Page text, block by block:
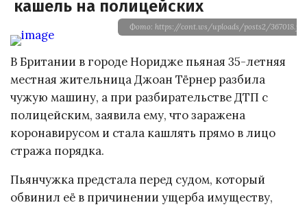
кашель на полицейских
Фото: https://cont.ws/uploads/posts2/367018.jpg
В Британии в городе Норидже пьяная 35-летняя
местная жительница Джоан Тёрнер разбила
чужую машину, а при разбирательстве ДТП с
полицейским, заявила ему, что заражена
коронавирусом и стала кашлять прямо в лицо
стража порядка.
Пьянчужка предстала перед судом, который
обвинил её в причинении ущерба имуществу,